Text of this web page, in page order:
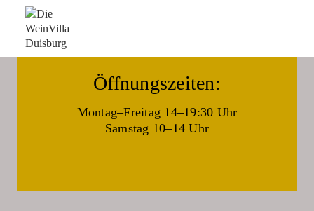
Die WeinVilla Duisburg
Öffnungszeiten:
Montag–Freitag 14–19:30 Uhr
Samstag 10–14 Uhr